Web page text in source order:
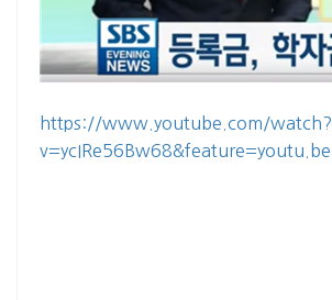
https://www.youtube.com/watch?
v=ycIRe56Bw68&feature=youtu.be